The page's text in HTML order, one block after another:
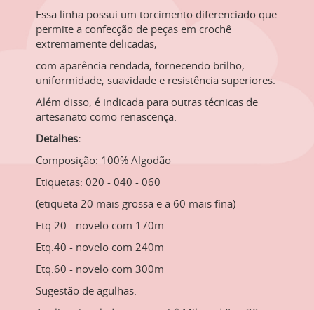
Essa linha possui um torcimento diferenciado que
permite a confecção de peças em crochê
extremamente delicadas,
com aparência rendada, fornecendo brilho,
uniformidade, suavidade e resistência superiores.
Além disso, é indicada para outras técnicas de
artesanato como renascença.
Detalhes:
Composição: 100% Algodão
Etiquetas: 020 - 040 - 060
(etiqueta 20 mais grossa e a 60 mais fina)
Etq.20 - novelo com 170m
Etq.40 - novelo com 240m
Etq.60 - novelo com 300m
Sugestão de agulhas: